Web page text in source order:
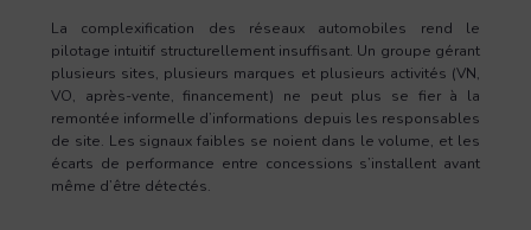
La complexification des réseaux automobiles rend le
pilotage intuitif structurellement insuffisant. Un groupe gérant
plusieurs sites, plusieurs marques et plusieurs activités (VN,
VO, après-vente, financement) ne peut plus se fier à la
remontée informelle d’informations depuis les responsables
de site. Les signaux faibles se noient dans le volume, et les
écarts de performance entre concessions s’installent avant
même d’être détectés.